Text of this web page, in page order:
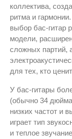
коллектива,
ритма и
выбор бас-гитар
модели,
сложных партий,
для тех, кто
У бас-гитары
(обычно 34
низких частот и
играет тип
и теплое